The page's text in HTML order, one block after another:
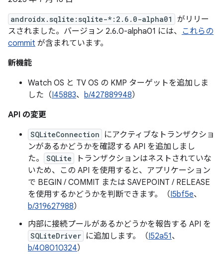
androidx.sqlite:sqlite-*:2.6.0-alpha01
がリリー
スされました。バージョン 2.6.0-alpha01 には、 これらの
commit が含まれています。
新機能
Watch OS と TV OS の KMP ターゲットを追加しま
した（I45883、 b/427889948）
API の変更
SQLiteConnection
にアクティブなトランザクショ
ンがあるかどうかを確認する API を追加しまし
た。
SQLite
トランザクションはネストされていな
いため、この API を使用すると、アプリケーション
で BEGIN / COMMIT または SAVEPOINT / RELEASE
を使用するかどうかを判断できます。（I5bf5e、
b/319627988）
内部に接続プールがあるかどうかを報告する API を
SQLiteDriver に追加します。（I52a51、
b/408010324）